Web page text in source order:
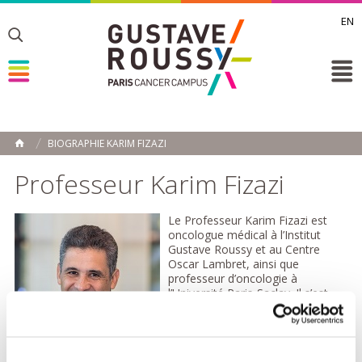
EN
Toggle
Toggle
ACCUEIL
BIOGRAPHIE KARIM FIZAZI
Professeur Karim Fizazi
Le Professeur Karim Fizazi est
oncologue médical à l’Institut
Gustave Roussy et au Centre
Oscar Lambret, ainsi que
professeur d’oncologie à
l’Université Paris-Saclay. Il s’est
formé en médecine à l’Université
de Poitiers, puis a poursuivi son